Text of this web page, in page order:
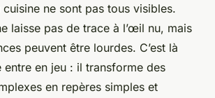
cuisine ne sont pas tous visibles.
laisse pas de trace à l’œil nu, mais
peuvent être lourdes. C’est là
entre en jeu : il transforme des
en repères simples et